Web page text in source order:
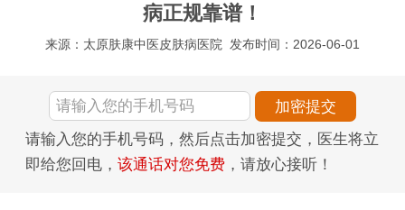
病正规靠谱！
来源：太原肤康中医皮肤病医院 发布时间：2026-06-01
请输入您的手机号码，然后点击加密提交，医生将立
即给您回电， 该通话对您免费 ，请放心接听！